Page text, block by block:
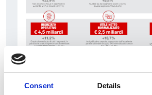
Consent Details
7 srpna 2026
Čistý zisk skupiny Generali